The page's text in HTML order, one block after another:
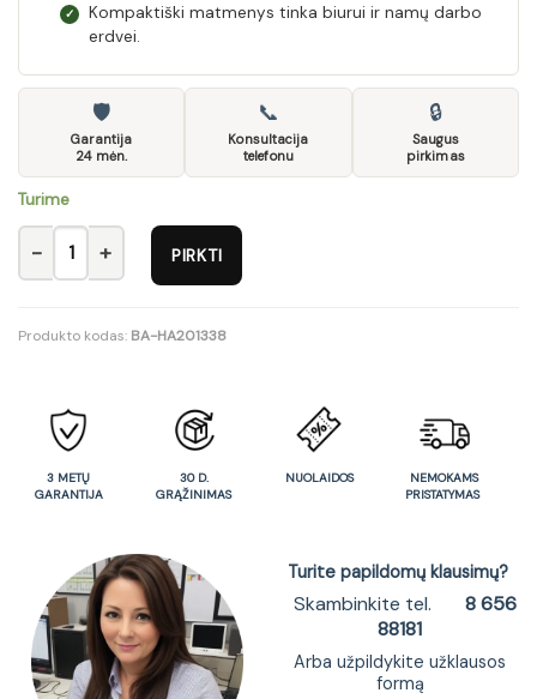
✓
Kompaktiški matmenys tinka biurui ir namų darbo
erdvei.
🛡
Garantija
24 mėn.
📞
Konsultacija
telefonu
🔒
Saugus
pirkimas
Turime
produkto kiekis: Biuro kėdė STILO 2 chair spalva: dark grey
PIRKTI
Produkto kodas: BA-HA201338
3 METŲ
GARANTIJA
30 D.
GRĄŽINIMAS
NUOLAIDOS
NEMOKAMS
PRISTATYMAS
Turite papildomų klausimų?
Skambinkite tel.
8 656
88181
Arba užpildykite užklausos
formą